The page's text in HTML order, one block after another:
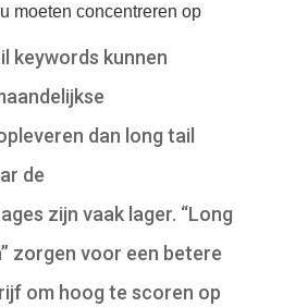
moeten concentreren op
keywords kunnen
dan long tail
de
zijn vaak lager. “Long
zorgen voor een betere
om hoog te scoren op